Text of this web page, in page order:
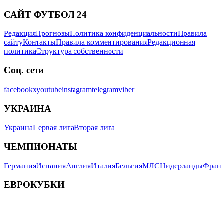
САЙТ ФУТБОЛ 24
РедакцияПрогнозыПолитика конфиденциальностиПравила
сайтуКонтактыПравила комментированияРедакционная
политикаСтруктура собственности
Соц. сети
facebookxyoutubeinstagramtelegramviber
УКРАИНА
УкраинаПервая лигаВторая лига
ЧЕМПИОНАТЫ
ГерманияИспанияАнглияИталияБельгияМЛСНидерланды
ЕВРОКУБКИ